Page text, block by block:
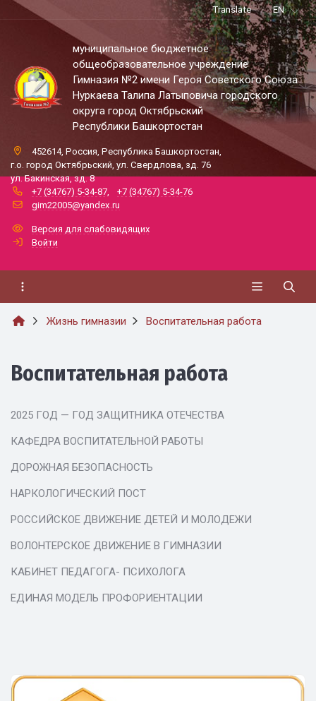
Translate EN
муниципальное бюджетное
общеобразовательное учреждение
Гимназия №2 имени Героя Советского Союза
Нуркаева Талипа Латыповича городского
округа город Октябрьский
Республики Башкортостан
452614, Россия, Республика Башкортостан,
г.о. город Октябрьский, ул. Свердлова, зд. 76
ул. Бакинская, зд. 8
+7 (34767) 5-34-87
+7 (34767) 5-34-76
gim22005@yandex.ru
Версия для слабовидящих
Войти
Жизнь гимназии Воспитательная работа
Воспитательная работа
2025 ГОД — ГОД ЗАЩИТНИКА ОТЕЧЕСТВА
КАФЕДРА ВОСПИТАТЕЛЬНОЙ РАБОТЫ
ДОРОЖНАЯ БЕЗОПАСНОСТЬ
НАРКОЛОГИЧЕСКИЙ ПОСТ
РОССИЙСКОЕ ДВИЖЕНИЕ ДЕТЕЙ И МОЛОДЕЖИ
ВОЛОНТЕРСКОЕ ДВИЖЕНИЕ В ГИМНАЗИИ
КАБИНЕТ ПЕДАГОГА- ПСИХОЛОГА
ЕДИНАЯ МОДЕЛЬ ПРОФОРИЕНТАЦИИ